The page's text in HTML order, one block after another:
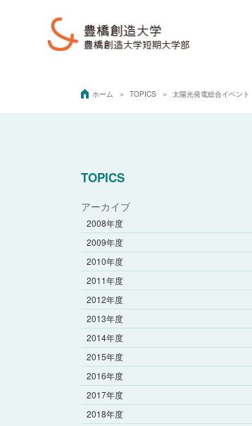
ホーム TOPICS 太陽光発電総合イベン
TOPICS
アーカイブ
2008年度
2009年度
2010年度
2011年度
2012年度
2013年度
2014年度
2015年度
2016年度
2017年度
2018年度